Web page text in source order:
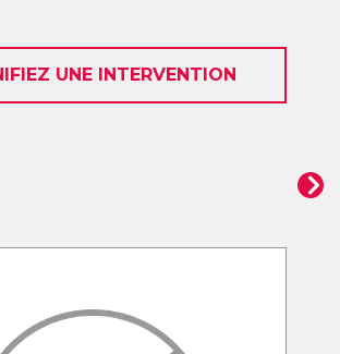
UNE INTERVENTION